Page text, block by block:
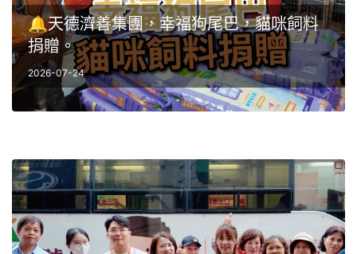
🔔天德濟善集團，幸福狗尾巴，貓咪飼料
捐贈。
2026-07-24